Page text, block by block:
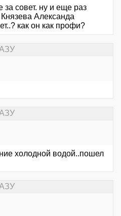
совет. ну и еще раз
Александа
как он как профи?
холодной водой..пошел